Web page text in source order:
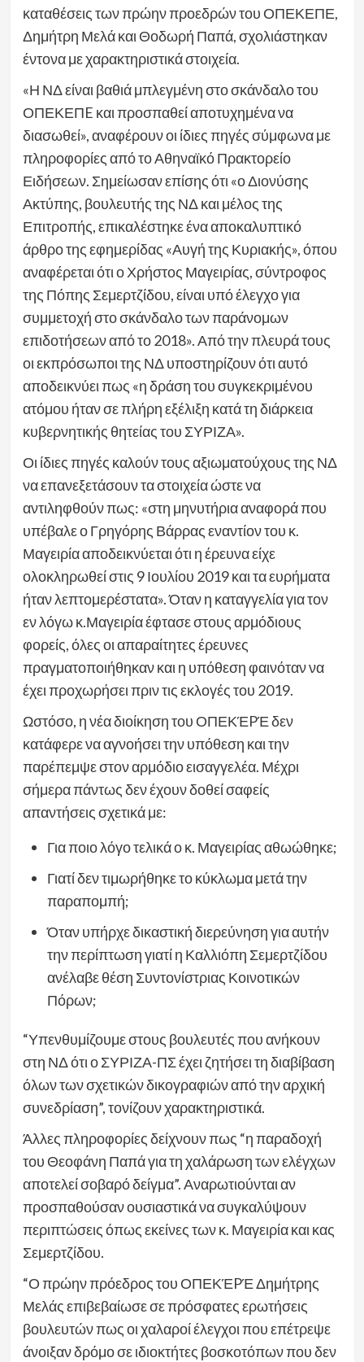
καταθέσεις των πρώην προεδρών του ΟΠΕΚΕΠΕ,
Δημήτρη Μελά και Θοδωρή Παπά, σχολιάστηκαν
έντονα με χαρακτηριστικά στοιχεία.
«Η ΝΔ είναι βαθιά μπλεγμένη στο σκάνδαλο του
ΟПЕΚЕПE και προσπαθεί αποτυχημένα να
διασωθεί», αναφέρουν οι ίδιες πηγές σύμφωνα με
πληροφορίες από το Αθηναϊκό Πρακτορείο
Ειδήσεων. Σημείωσαν επίσης ότι «ο Διονύσης
Ακτύπης, βουλευτής της ΝΔ και μέλος της
Επιτροπής, επικαλέστηκε ένα αποκαλυπτικό
άρθρο της εφημερίδας «Αυγή της Κυριακής», όπου
αναφέρεται ότι ο Χρήστος Μαγειρίας, σύντροφος
της Πόπης Σεμερτζίδου, είναι υπό έλεγχο για
συμμετοχή στο σκάνδαλο των παράνομων
επιδοτήσεων από το 2018». Από την πλευρά τους
οι εκπρόσωποι της ΝΔ υποστηρίζουν ότι αυτό
αποδεικνύει πως «η δράση του συγκεκριμένου
ατόμου ήταν σε πλήρη εξέλιξη κατά τη διάρκεια
κυβερνητικής θητείας του ΣΥΡΙΖΑ».
Οι ίδιες πηγές καλούν τους αξιωματούχους της ΝΔ
να επανεξετάσουν τα στοιχεία ώστε να
αντιληφθούν πως: «στη μηνυτήρια αναφορά που
υπέβαλε ο Γρηγόρης Βάρρας εναντίον του κ.
Μαγειρία αποδεικνύεται ότι η έρευνα είχε
ολοκληρωθεί στις 9 Ιουλίου 2019 και τα ευρήματα
ήταν λεπτομερέστατα». Όταν η καταγγελία για τον
εν λόγω κ.Μαγειρία έφτασε στους αρμόδιους
φορείς, όλες οι απαραίτητες έρευνες
πραγματοποιήθηκαν και η υπόθεση φαινόταν να
έχει προχωρήσει πριν τις εκλογές του 2019.
Ωστόσο, η νέα διοίκηση του ΟΠЕΚΈPΈ δεν
κατάφερε να αγνοήσει την υπόθεση και την
παρέπεμψε στον αρμόδιο εισαγγελέα. Μέχρι
σήμερα πάντως δεν έχουν δοθεί σαφείς
απαντήσεις σχετικά με:
Για ποιο λόγο τελικά ο κ. Μαγειρίας αθωώθηκε;
Γιατί δεν τιμωρήθηκε το κύκλωμα μετά την
παραπομπή;
Όταν υπήρχε δικαστική διερεύνηση για αυτήν
την περίπτωση γιατί η Καλλιόπη Σεμερτζίδου
ανέλαβε θέση Συντονίστριας Κοινοτικών
Πόρων;
“Υπενθυμίζουμε στους βουλευτές που ανήκουν
στη ΝΔ ότι ο ΣΥΡΙΖΑ-ΠΣ έχει ζητήσει τη διαβίβαση
όλων των σχετικών δικογραφιών από την αρχική
συνεδρίαση”, τονίζουν χαρακτηριστικά.
Άλλες πληροφορίες δείχνουν πως “η παραδοχή
του Θεοφάνη Παπά για τη χαλάρωση των ελέγχων
αποτελεί σοβαρό δείγμα”. Αναρωτιούνται αν
προσπαθούσαν ουσιαστικά να συγκαλύψουν
περιπτώσεις όπως εκείνες των κ. Μαγειρία και κας
Σεμερτζίδου.
“Ο πρώην πρόεδρος του ΟΠЕΚΈPΈ Δημήτρης
Μελάς επιβεβαίωσε σε πρόσφατες ερωτήσεις
βουλευτών πως οι χαλαροί έλεγχοι που επέτρεψε
άνοιξαν δρόμο σε ιδιοκτήτες βοσκοτόπων που δεν